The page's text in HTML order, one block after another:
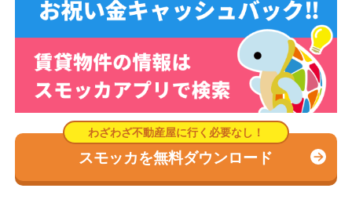
スモッカを無料ダウンロード